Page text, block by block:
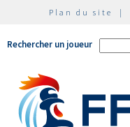
Plan du site |
Rechercher un joueur